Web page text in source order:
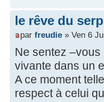
le rêve du
par freudie » Ven 6
Ne sentez
vivante dans un
A ce moment
respect à celui